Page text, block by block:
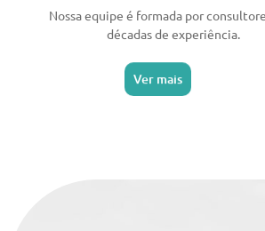
Nossa equipe é formada por
décadas de experiência.
Ver mais